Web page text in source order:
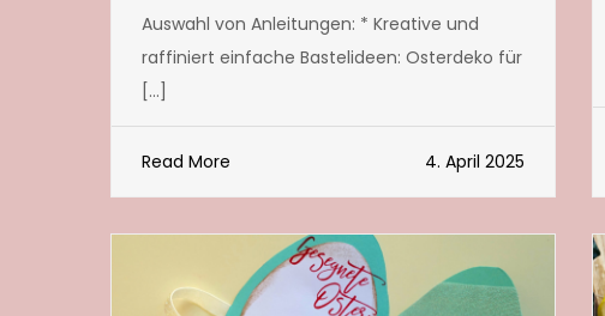
Auswahl von Anleitungen: * Kreative und
raffiniert einfache Bastelideen: Osterdeko für
[…]
Read More 4. April 2025